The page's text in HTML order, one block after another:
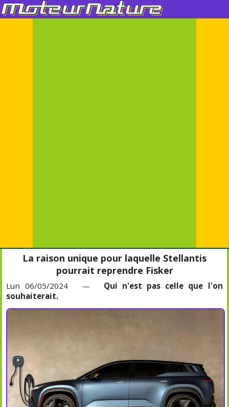
La raison unique pour laquelle Stellantis
pourrait reprendre Fisker
Lun 06/05/2024 — Qui n'est pas celle que l'on
souhaiterait.